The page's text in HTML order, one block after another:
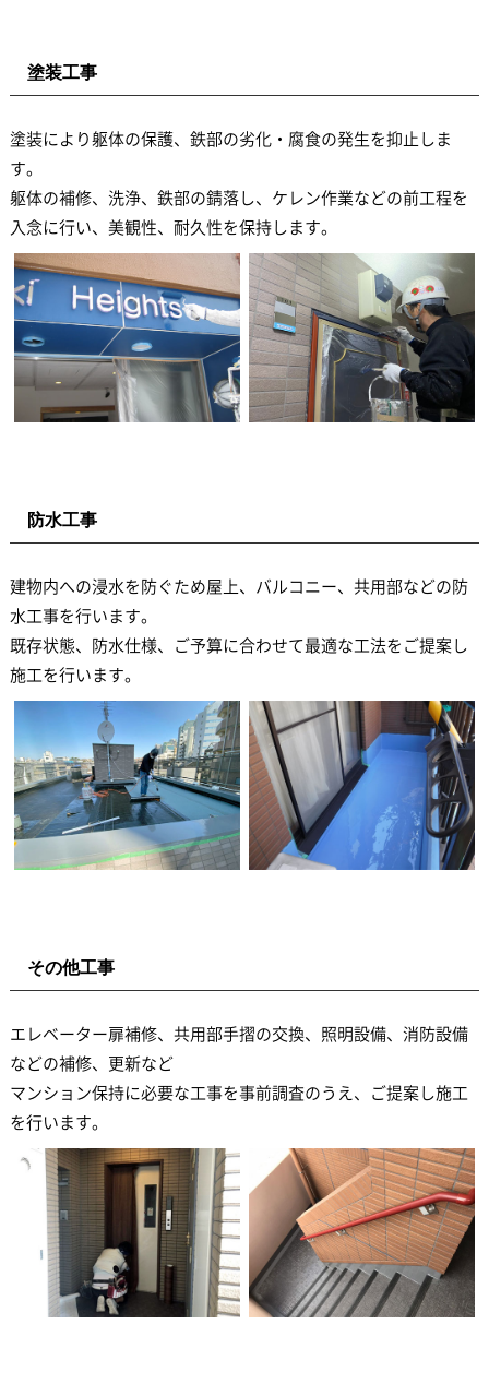
塗装工事
塗装により躯体の保護、鉄部の劣化・腐食の発生を抑止しま
す。
躯体の補修、洗浄、鉄部の錆落し、ケレン作業などの前工程を
入念に行い、美観性、耐久性を保持します。
防水工事
建物内への浸水を防ぐため屋上、バルコニー、共用部などの防
水工事を行います。
既存状態、防水仕様、ご予算に合わせて最適な工法をご提案し
施工を行います。
その他工事
エレベーター扉補修、共用部手摺の交換、照明設備、消防設備
などの補修、更新など
マンション保持に必要な工事を事前調査のうえ、ご提案し施工
を行います。